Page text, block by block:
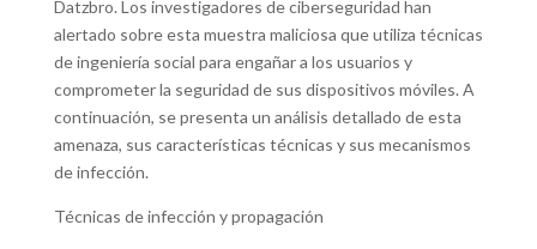
Datzbro. Los investigadores de ciberseguridad han
alertado sobre esta muestra maliciosa que utiliza técnicas
de ingeniería social para engañar a los usuarios y
comprometer la seguridad de sus dispositivos móviles. A
continuación, se presenta un análisis detallado de esta
amenaza, sus características técnicas y sus mecanismos
de infección.
Técnicas de infección y propagación